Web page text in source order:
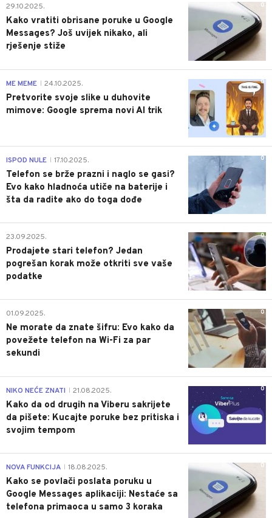
0
29.10.2025.
Kako vratiti obrisane poruke u Google
Messages? Još uvijek nikako, ali
rješenje stiže
0
ME MEME 24.10.2025.
Pretvorite svoje slike u duhovite
mimove: Google sprema novi AI trik
0
ISPOD NULE 17.10.2025.
Telefon se brže prazni i naglo se gasi?
Evo kako hladnoća utiče na baterije i
šta da radite ako do toga dođe
0
23.09.2025.
Prodajete stari telefon? Jedan
pogrešan korak može otkriti sve vaše
podatke
0
01.09.2025.
Ne morate da znate šifru: Evo kako da
povežete telefon na Wi-Fi za par
sekundi
0
NIKO NEĆE ZNATI 21.08.2025.
Kako da od drugih na Viberu sakrijete
da pišete: Kucajte poruke bez pritiska i
svojim tempom
0
NOVA FUNKCIJA 18.08.2025.
Kako se povlači poslata poruku u
Google Messages aplikaciji: Nestaće sa
telefona primaoca u samo 3 koraka